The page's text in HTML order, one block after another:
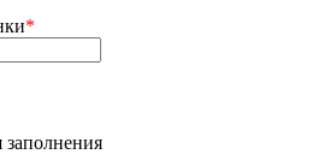
*
заполнения